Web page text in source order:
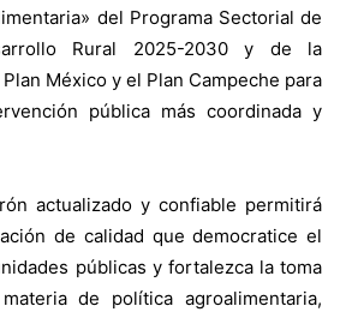
del Programa Sectorial de
Rural 2025-2030 y de la
México y el Plan Campeche para
pública más coordinada y
actualizado y confiable permitirá
de calidad que democratice el
públicas y fortalezca la toma
de política agroalimentaria,